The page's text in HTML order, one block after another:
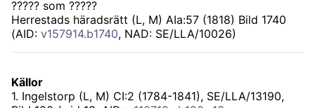
????? som ?????
Herrestads häradsrätt (L, M) AIa:57 (1818) Bild 1740
(AID: v157914.b1740, NAD: SE/LLA/10026)
Källor
1. Ingelstorp (L, M) CI:2 (1784-1841), SE/LLA/13190,